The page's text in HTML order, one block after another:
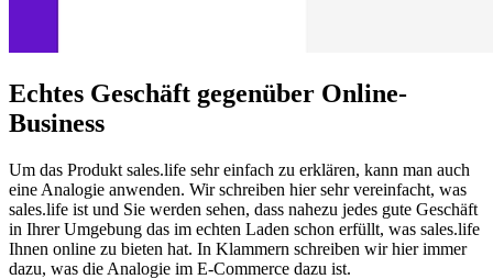
Echtes Geschäft gegenüber Online-
Business
Um das Produkt sales.life sehr einfach zu erklären, kann man auch
eine Analogie anwenden. Wir schreiben hier sehr vereinfacht, was
sales.life ist und Sie werden sehen, dass nahezu jedes gute Geschäft
in Ihrer Umgebung das im echten Laden schon erfüllt, was sales.life
Ihnen online zu bieten hat. In Klammern schreiben wir hier immer
dazu, was die Analogie im E-Commerce dazu ist.